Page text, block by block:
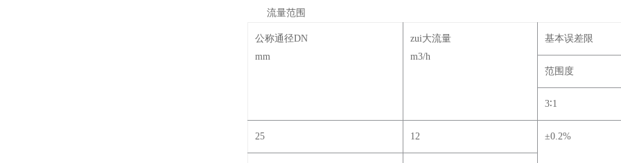
流量范围
公称通径DN
mm
zui大流量
m3/h
基本误差限
范围度
3∶1
25 12 ±0.2%